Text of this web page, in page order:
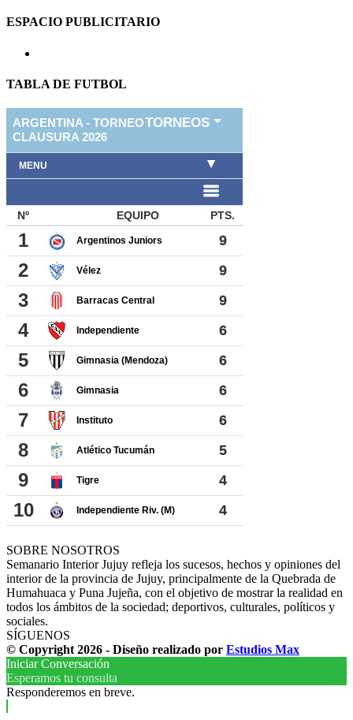
ESPACIO PUBLICITARIO
TABLA DE FUTBOL
SOBRE NOSOTROS
Semanario Interior Jujuy refleja los sucesos, hechos y opiniones del
interior de la provincia de Jujuy, principalmente de la Quebrada de
Humahuaca y Puna Jujeña, con el objetivo de mostrar la realidad en
todos los ámbitos de la sociedad; deportivos, culturales, políticos y
sociales.
SÍGUENOS
© Copyright 2026 - Diseño realizado por Estudios Max
Iniciar Conversación
Esperamos tu consulta
Responderemos en breve.